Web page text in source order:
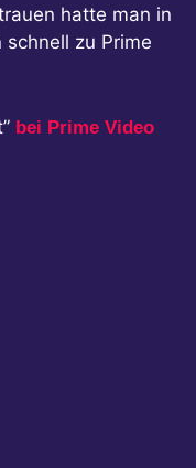
hatte man in
zu Prime
bei Prime Video